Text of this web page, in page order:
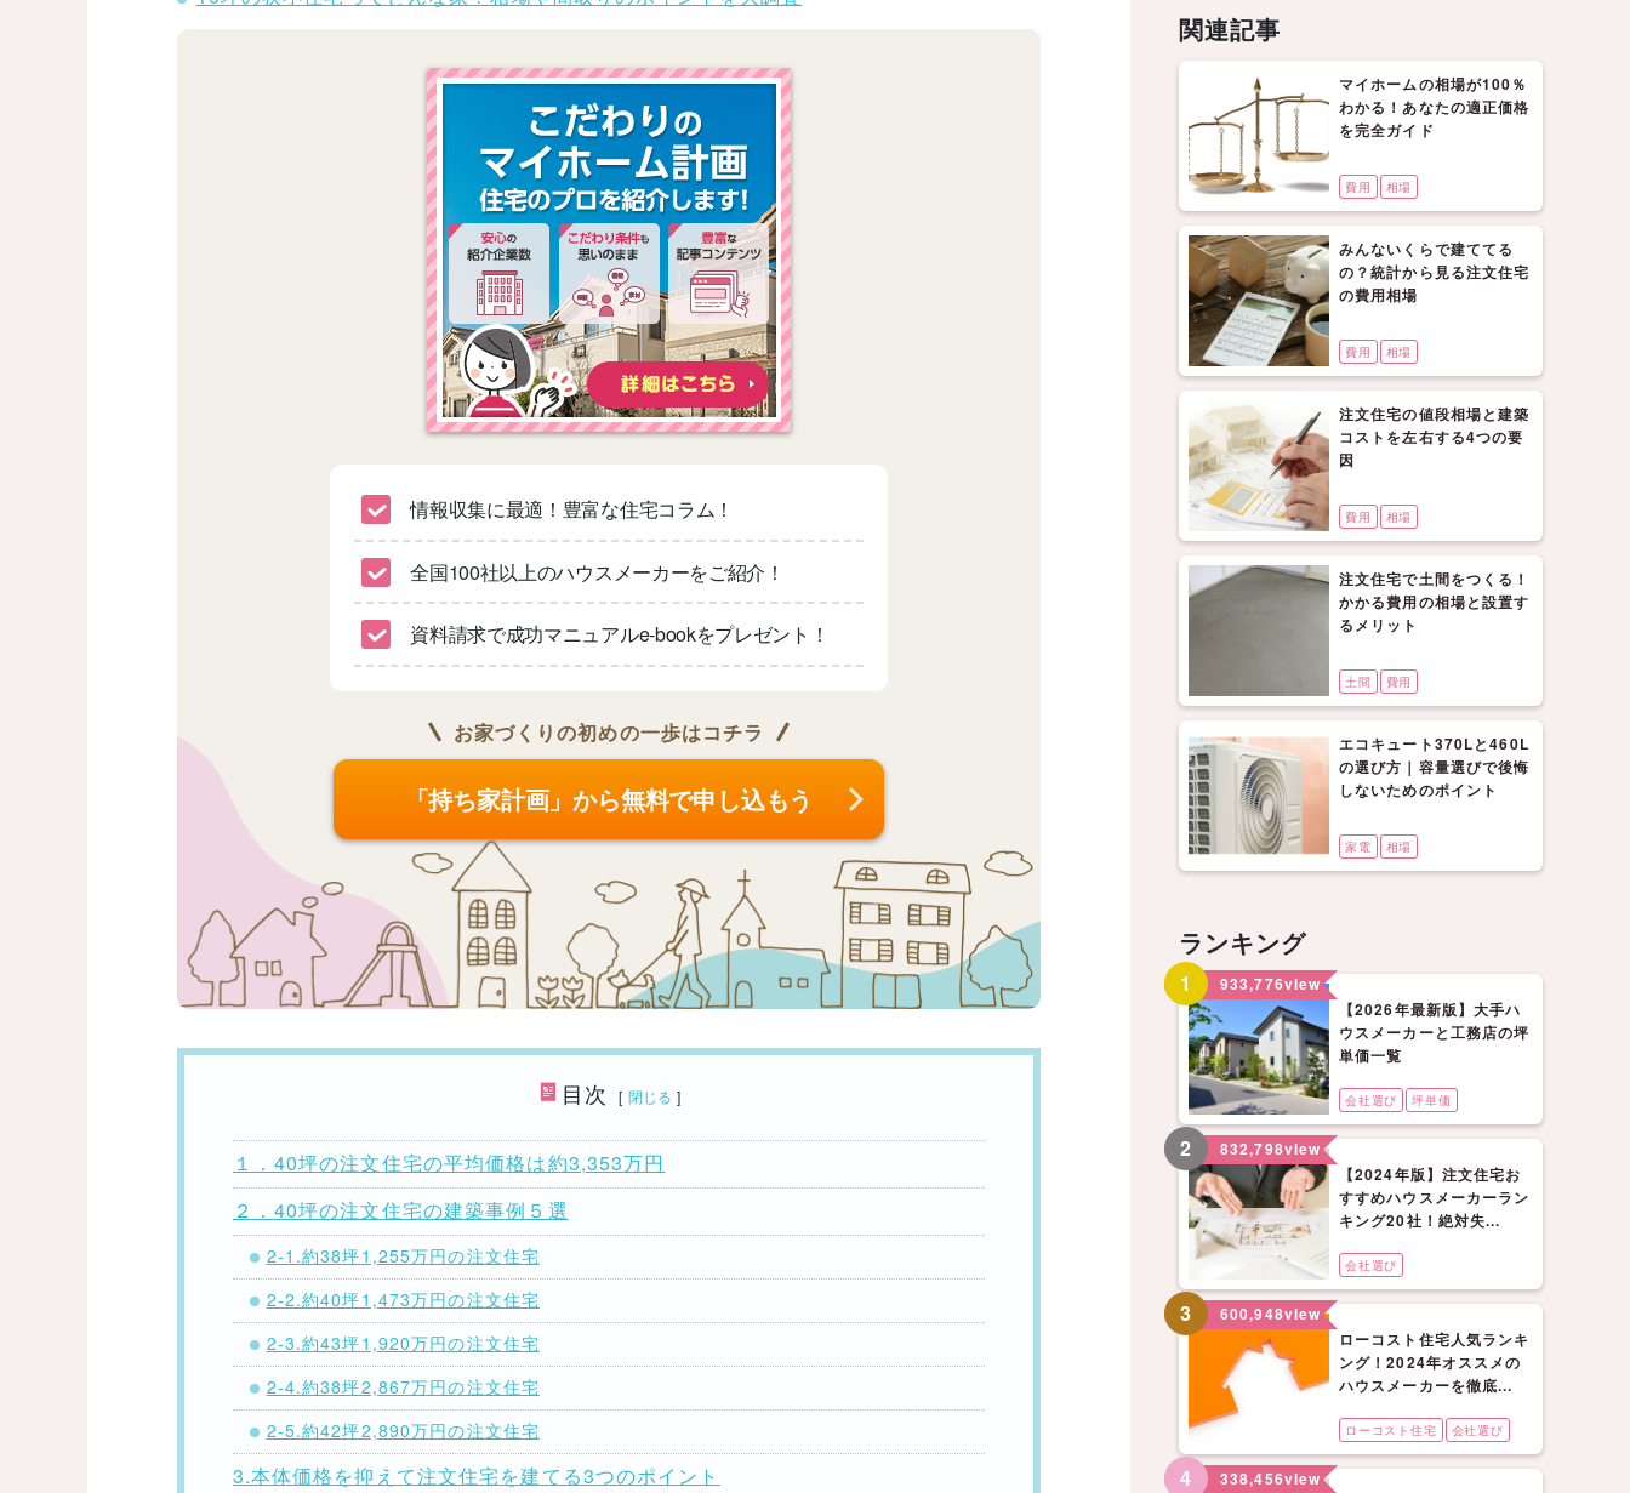
情報収集に最適！豊富な住宅コラム！
全国100社以上のハウスメーカーをご紹介！
資料請求で成功マニュアルe-bookをプレゼント！
お家づくりの初めの一歩はコチラ
「持ち家計画」から無料で申し込もう
目次 [ 閉じる ]
１．40坪の注文住宅の平均価格は約3,353万円
２．40坪の注文住宅の建築事例５選
2-1.約38坪1,255万円の注文住宅
2-2.約40坪1,473万円の注文住宅
2-3.約43坪1,920万円の注文住宅
2-4.約38坪2,867万円の注文住宅
2-5.約42坪2,890万円の注文住宅
3.本体価格を抑えて注文住宅を建てる3つのポイント
関連記事
マイホームの相場が100％
わかる！あなたの適正価格
を完全ガイド
費用 相場
みんないくらで建ててる
の？統計から見る注文住宅
の費用相場
費用 相場
注文住宅の値段相場と建築
コストを左右する4つの要
因
費用 相場
注文住宅で土間をつくる！
かかる費用の相場と設置す
るメリット
土間 費用
エコキュート370Lと460L
の選び方｜容量選びで後悔
しないためのポイント
家電 相場
ランキング
1 933,776view
【2026年最新版】大手ハ
ウスメーカーと工務店の坪
単価一覧
会社選び 坪単価
2 832,798view
【2024年版】注文住宅お
すすめハウスメーカーラン
キング20社！絶対失...
会社選び
3 600,948view
ローコスト住宅人気ランキ
ング！2024年オススメの
ハウスメーカーを徹底...
ローコスト住宅 会社選び
4 338,456view